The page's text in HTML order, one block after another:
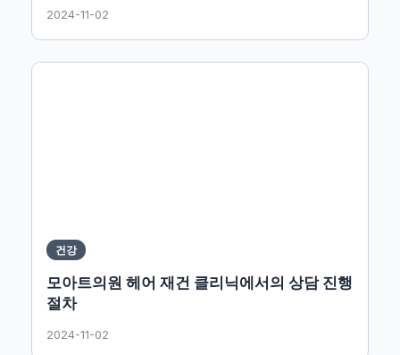
2024-11-02
건강
모아트의원 헤어 재건 클리닉에서의 상담 진행
절차
2024-11-02